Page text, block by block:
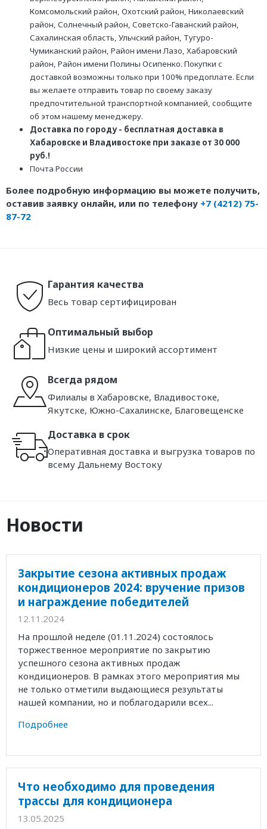
Комсомольский район, Охотский район, Николаевский
район, Солнечный район, Советско-Гаванский район,
Сахалинская область, Ульчский район, Тугуро-
Чумиканский район, Район имени Лазо, Хабаровский
район, Район имени Полины Осипенко. Покупки с
доставкой возможны только при 100% предоплате. Если
вы желаете отправить товар по своему заказу
предпочтительной транспортной компанией, сообщите
об этом нашему менеджеру.
Доставка по городу - бесплатная доставка в
Хабаровске и Владивостоке при заказе от 30 000
руб.!
Почта России
Более подробную информацию вы можете получить,
оставив заявку онлайн, или по телефону +7 (4212) 75-
87-72
Гарантия качества
Весь товар сертифицирован
Оптимальный выбор
Низкие цены и широкий ассортимент
Всегда рядом
Филиалы в Хабаровске, Владивостоке,
Якутске, Южно-Сахалинске, Благовещенске
Доставка в срок
Оперативная доставка и выгрузка товаров по
всему Дальнему Востоку
Новости
Закрытие сезона активных продаж
кондиционеров 2024: вручение призов
и награждение победителей
12.11.2024
На прошлой неделе (01.11.2024) состоялось
торжественное мероприятие по закрытию
успешного сезона активных продаж
кондиционеров. В рамках этого мероприятия мы
не только отметили выдающиеся результаты
нашей компании, но и поблагодарили всех...
Подробнее
Что необходимо для проведения
трассы для кондиционера
13.05.2025